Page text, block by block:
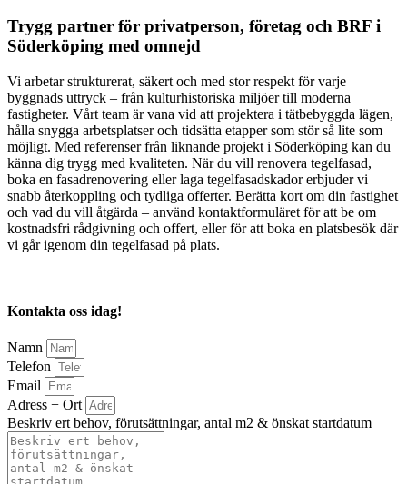
Trygg partner för privatperson, företag och BRF i
Söderköping med omnejd
Vi arbetar strukturerat, säkert och med stor respekt för varje
byggnads uttryck – från kulturhistoriska miljöer till moderna
fastigheter. Vårt team är vana vid att projektera i tätbebyggda lägen,
hålla snygga arbetsplatser och tidsätta etapper som stör så lite som
möjligt. Med referenser från liknande projekt i Söderköping kan du
känna dig trygg med kvaliteten. När du vill renovera tegelfasad,
boka en fasadrenovering eller laga tegelfasadskador erbjuder vi
snabb återkoppling och tydliga offerter. Berätta kort om din fastighet
och vad du vill åtgärda – använd kontaktformuläret för att be om
kostnadsfri rådgivning och offert, eller för att boka en platsbesök där
vi går igenom din tegelfasad på plats.
Kontakta oss idag!
Namn
Telefon
Email
Adress + Ort
Beskriv ert behov, förutsättningar, antal m2 & önskat startdatum